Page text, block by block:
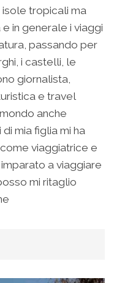
isole tropicali ma
in generale i viaggi
passando per
i castelli, le
giornalista,
e travel
anche
mia figlia mi ha
viaggiatrice e
a viaggiare
mi ritaglio